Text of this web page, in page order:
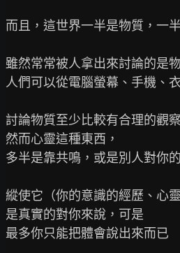
而且，這世界一半是物質，一
雖然常常被人拿出來討論的是
人們可以從電腦螢幕、手機、
討論物質至少比較有合理的觀
然而心靈這種東西，
多半是靠共鳴，或是別人對你
縱使它（你的意識的經歷、心靈
是真實的對你來說，可是
最多你只能把體會說出來而已